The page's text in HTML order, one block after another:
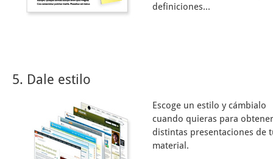
definiciones...
5. Dale estilo
Escoge un estilo y cámbialo
cuando quieras para obtener
distintas presentaciones de
material.